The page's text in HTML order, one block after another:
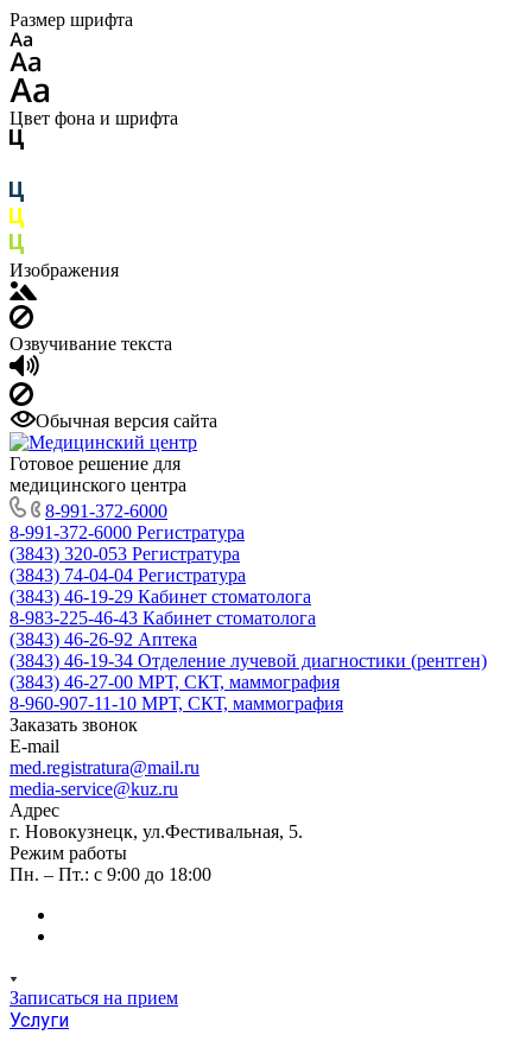
Размер шрифта
Цвет фона и шрифта
Изображения
Озвучивание текста
Обычная версия сайта
Готовое решение для
медицинского центра
8-991-372-6000
8-991-372-6000 Регистратура
(3843) 320-053 Регистратура
(3843) 74-04-04 Регистратура
(3843) 46-19-29 Кабинет стоматолога
8-983-225-46-43 Кабинет стоматолога
(3843) 46-26-92 Аптека
(3843) 46-19-34 Отделение лучевой диагностики (рентген)
(3843) 46-27-00 МРТ, СКТ, маммография
8-960-907-11-10 МРТ, СКТ, маммография
Заказать звонок
E-mail
med.registratura@mail.ru
media-service@kuz.ru
Адрес
г. Новокузнецк, ул.Фестивальная, 5.
Режим работы
Пн. – Пт.: с 9:00 до 18:00
Записаться на прием
Услуги